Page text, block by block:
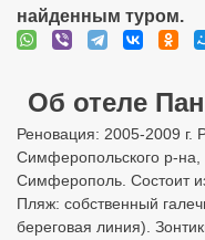
найденным туром.
Об отеле
Реновация: 2005-2009 г.
Симферопольского р-на,
Симферополь. Состоит
Пляж: собственный
береговая линия).